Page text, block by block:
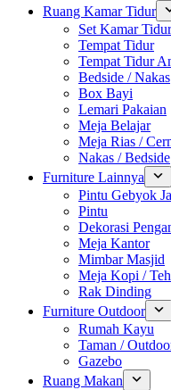
Ruang Kamar Tidur
Set Kamar Tidur
Tempat Tidur
Tempat Tidur
Bedside / Nakas
Box Bayi
Lemari Pakaian
Meja Belajar
Meja Rias /
Nakas / Bedside
Furniture Lainnya
Pintu Gebyok
Pintu
Dekorasi
Meja Kantor
Mimbar Masjid
Meja Kopi / Teh
Rak Dinding
Furniture Outdoor
Rumah Kayu
Taman /
Gazebo
Ruang Makan